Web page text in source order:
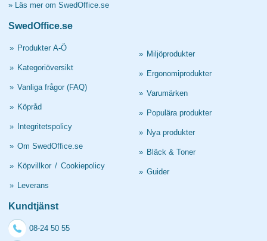
» Läs mer om SwedOffice.se
SwedOffice.se
» Produkter A-Ö
» Kategoriöversikt
» Vanliga frågor (FAQ)
» Köpråd
» Integritetspolicy
» Om SwedOffice.se
» Köpvillkor / Cookiepolicy
» Leverans
» Miljöprodukter
» Ergonomiprodukter
» Varumärken
» Populära produkter
» Nya produkter
» Bläck & Toner
» Guider
Kundtjänst
08-24 50 55